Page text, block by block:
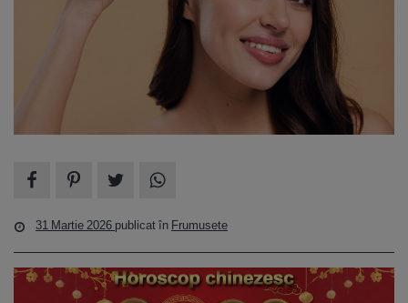
31 Martie 2026 publicat în Frumusete